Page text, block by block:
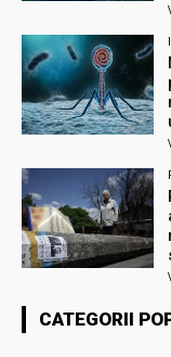
CATEGORII